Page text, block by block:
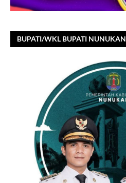
BUPATI/WKL BUPATI NUNUKAN